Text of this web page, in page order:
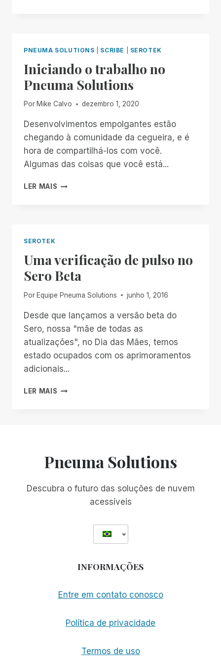
PNEUMA SOLUTIONS SCRIBE SEROTEK
Iniciando o trabalho no
Pneuma Solutions
Por Mike Calvo dezembro 1, 2020
Desenvolvimentos empolgantes estão
chegando à comunidade da cegueira, e é
hora de compartilhá-los com você.
Algumas das coisas que você está...
LER MAIS INICIANDO
SEROTEK
Uma verificação de pulso no
Sero Beta
Por Equipe Pneuma Solutions junho 1, 2016
Desde que lançamos a versão beta do
Sero, nossa "mãe de todas as
atualizações", no Dia das Mães, temos
estado ocupados com os aprimoramentos
adicionais...
LER MAIS UMA
Pneuma Solutions
Descubra o futuro das soluções de nuvem
acessíveis
INFORMAÇÕES
Entre em contato conosco
Política de privacidade
Termos de uso